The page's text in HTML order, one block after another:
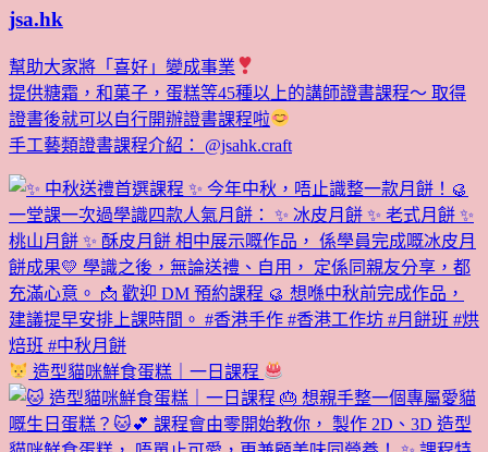
jsa.hk
幫助大家將「喜好」變成事業
提供糖霜，和菓子，蛋糕等45種以上的講師證書課程～ 取得
證書後就可以自行開辦證書課程啦
手工藝類證書課程介紹： @jsahk.craft
造型貓咪鮮食蛋糕｜一日課程